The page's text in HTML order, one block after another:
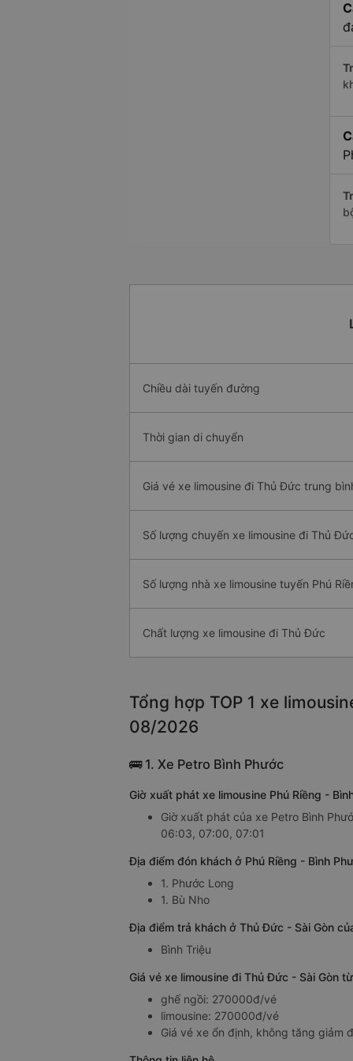
Chiều dài tuyến đường
Thời gian di chuyển
Giá vé xe limousine đi Thủ Đức trung
Số lượng chuyến xe limousine đi Thủ
Số lượng nhà xe limousine tuyến Phú
Chất lượng xe limousine đi Thủ Đức
Tổng hợp TOP 1 xe
08/2026
🚌 1. Xe Petro Bình Phước
Giờ xuất phát xe limousine Phú Riềng -
Giờ xuất phát của xe Petro Bình
06:03, 07:00, 07:01
Địa điểm đón khách ở Phú Riềng - Bình
1. Phước Long
1. Bù Nho
Địa điểm trả khách ở Thủ Đức - Sài Gòn
Bình Triệu
Giá vé xe limousine đi Thủ Đức - Sài Gòn
ghế ngồi: 270000đ/vé
limousine: 270000đ/vé
Giá vé xe ổn định, không tăng giảm